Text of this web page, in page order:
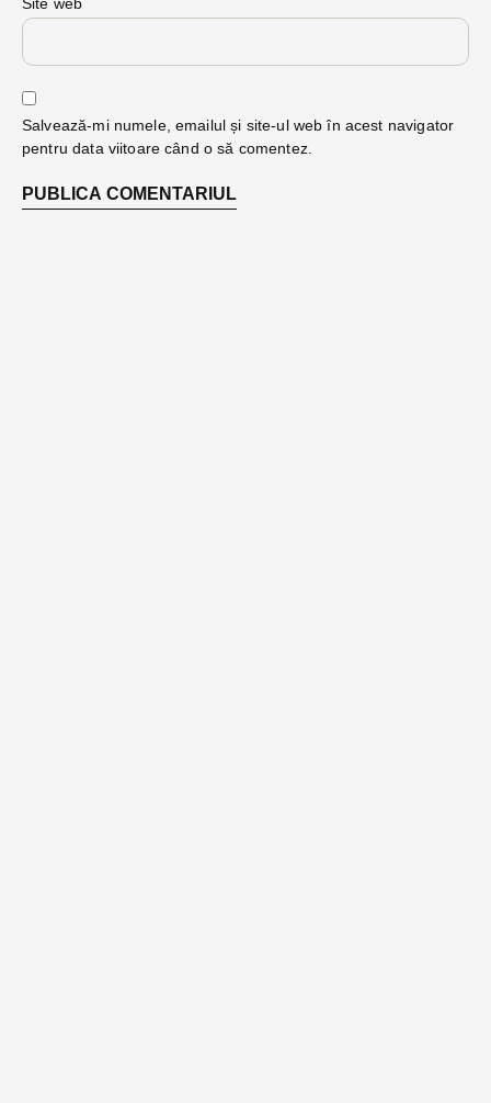
Site web
Salvează-mi numele, emailul și site-ul web în acest navigator
pentru data viitoare când o să comentez.